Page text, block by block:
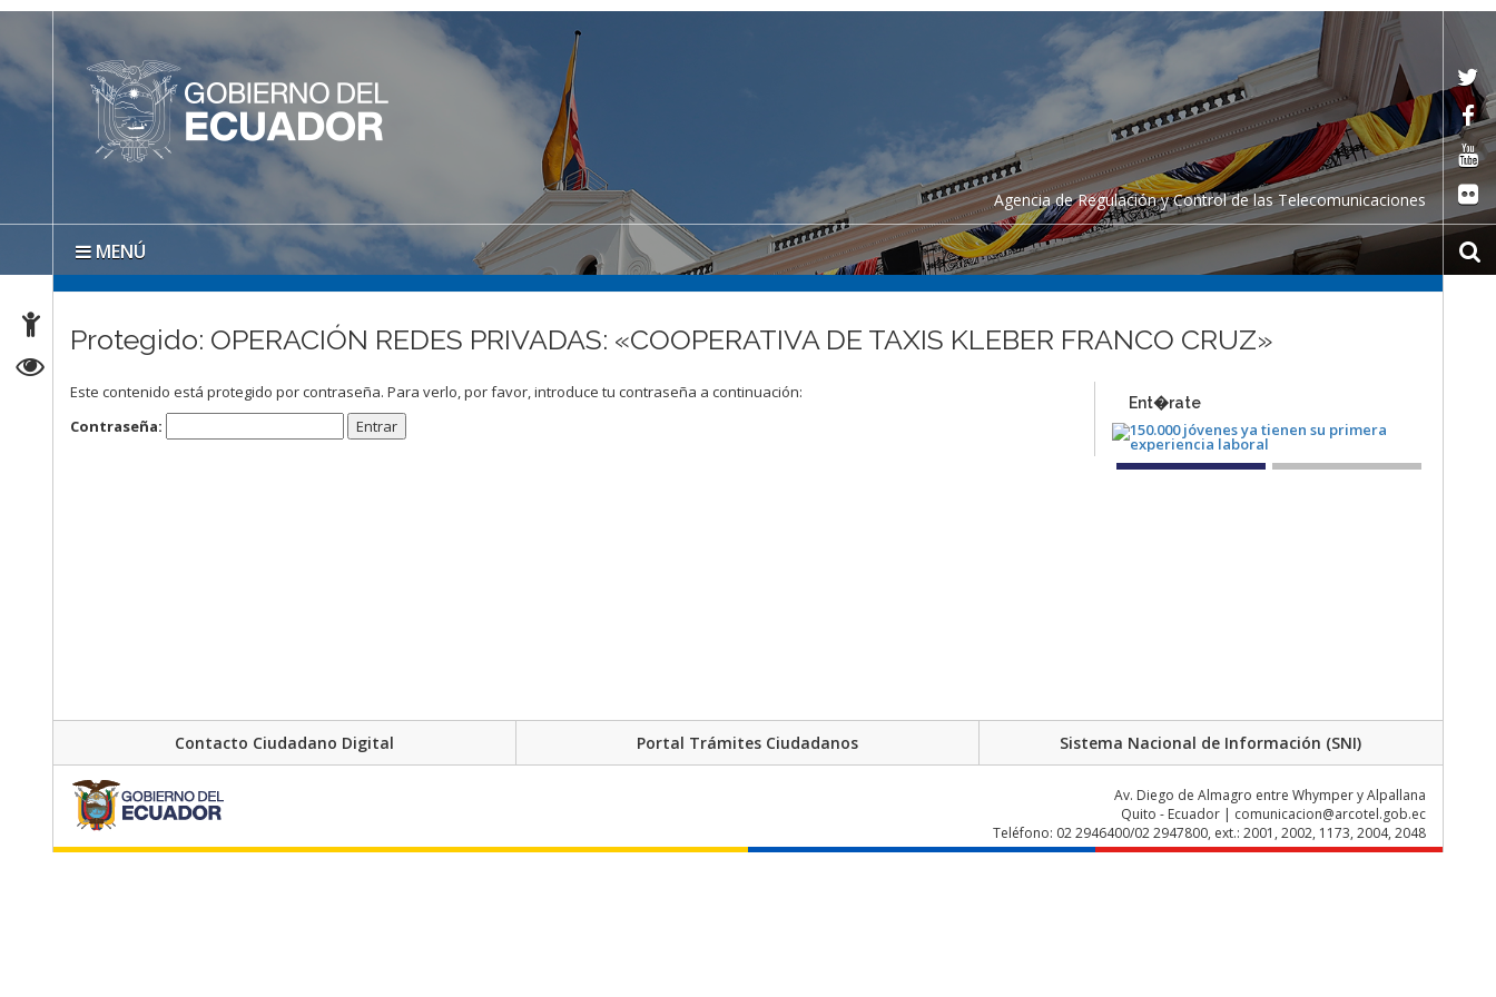
Agencia de Regulación y Control de las Telecomunicaciones
MENÚ
Protegido: OPERACIÓN REDES PRIVADAS: «COOPERATIVA DE TAXIS KLEBER FRANCO CRUZ»
Este contenido está protegido por contraseña. Para verlo, por favor, introduce tu contraseña a continuación:
Contraseña:
Ent�rate
Contacto Ciudadano Digital Portal Trámites Ciudadanos Sistema Nacional de Información (SNI)
Av. Diego de Almagro entre Whymper y Alpallana
Quito - Ecuador | comunicacion@arcotel.gob.ec
Teléfono: 02 2946400/02 2947800, ext.: 2001, 2002, 1173, 2004, 2048